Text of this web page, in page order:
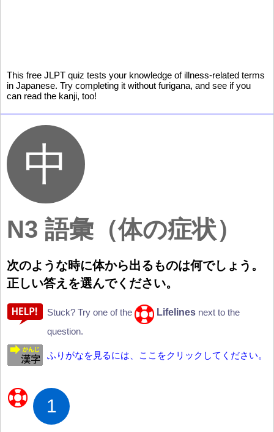
This free JLPT quiz tests your knowledge of illness-related terms
in Japanese. Try completing it without furigana, and see if you
can read the kanji, too!
N3 語彙（体の症状）
次のような時に体から出るものは何でしょう。
正しい答えを選んでください。
Stuck? Try one of the Lifelines next to the
question.
ふりがなを見るには、ここをクリックしてください。
1